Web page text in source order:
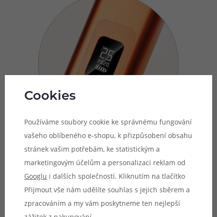
Pohodlné ovládání
V přední části se nachází přehledný displej a velké
spínací tlačítko, které plní celou řadu úloh. Pomocí
Cookies
Používáme soubory cookie ke správnému fungování
vašeho oblíbeného e-shopu, k přizpůsobení obsahu
stránek vašim potřebám, ke statistickým a
marketingovým účelům a personalizaci reklam od
Googlu i dalších společností. Kliknutím na tlačítko
Přijmout vše nám udělíte souhlas s jejich sběrem a
zpracováním a my vám poskytneme ten nejlepší